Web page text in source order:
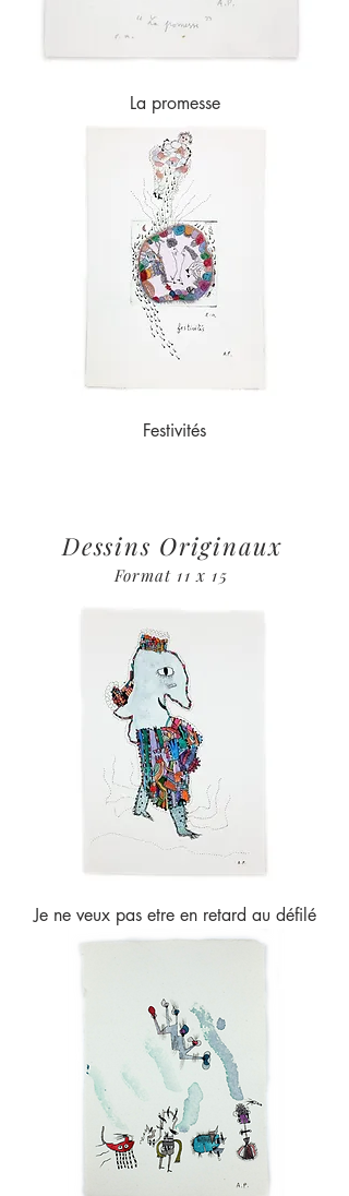
La promesse
Festivités
Dessins Originaux
Je ne veux pas etre en retard au défilé
Format 11 x 15